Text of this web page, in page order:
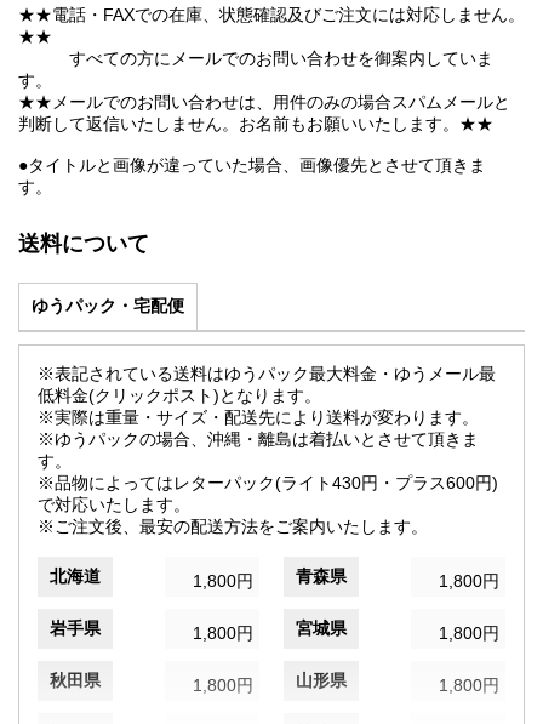
★★電話・FAXでの在庫、状態確認及びご注文には対応しません。
★★
すべての方にメールでのお問い合わせを御案内していま
す。
★★メールでのお問い合わせは、用件のみの場合スパムメールと
判断して返信いたしません。お名前もお願いいたします。★★
●タイトルと画像が違っていた場合、画像優先とさせて頂きま
す。
送料について
ゆうパック・宅配便
※表記されている送料はゆうパック最大料金・ゆうメール最
低料金(クリックポスト)となります。
※実際は重量・サイズ・配送先により送料が変わります。
※ゆうパックの場合、沖縄・離島は着払いとさせて頂きま
す。
※品物によってはレターパック(ライト430円・プラス600円)
で対応いたします。
※ご注文後、最安の配送方法をご案内いたします。
北海道 1,800円 青森県 1,800円
岩手県 1,800円 宮城県 1,800円
秋田県 1,800円 山形県 1,800円